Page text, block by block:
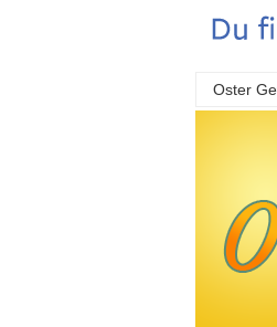
Oster